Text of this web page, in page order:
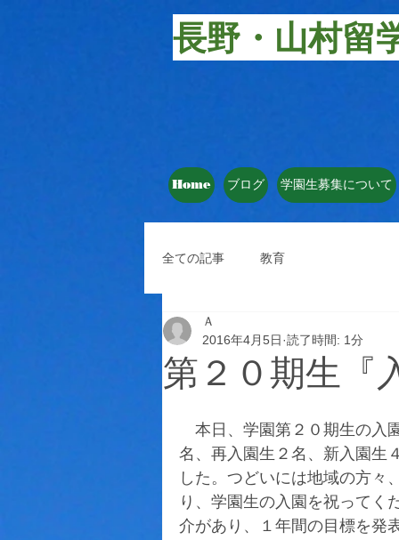
長野・山村
Home ブログ 学園生募集について
全ての記事 教育
第２０期生『
Ａ
2016年4月5日 読了時間: 1分
本日、学園第２０期生の入
名、再入園生２名、新入園生
した。つどいには地域の方々
り、学園生の入園を祝ってく
介があり、１年間の目標を発